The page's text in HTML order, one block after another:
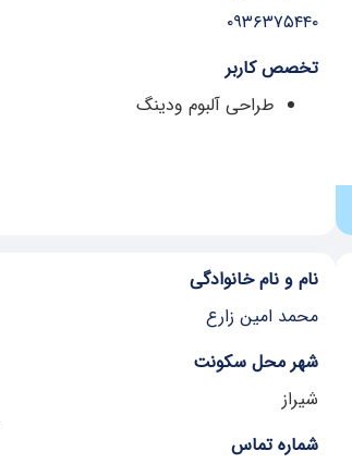
۰۹۳۶۳۷۵۴۴۰
تخصص کاربر
طراحی آلبوم ودینگ
نام و نام خانوادگی
محمد امین زارع
شهر محل سکونت
شیراز
شماره تماس